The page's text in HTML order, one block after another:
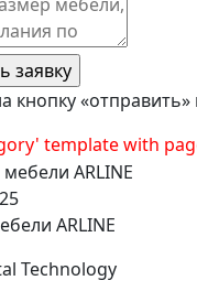
кнопку «отправить»
template with
ARLINE
Technology